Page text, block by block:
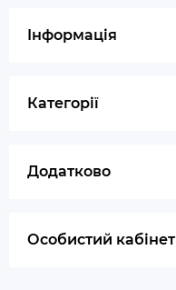
Інформація
Категорії
Додатково
Особистий кабінет